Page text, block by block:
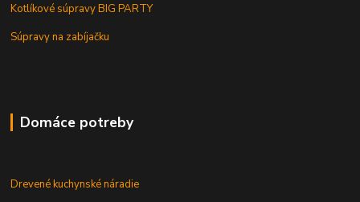
Kotlíkové súpravy BIG PARTY
Súpravy na zabíjačku
Domáce potreby
Drevené kuchynské náradie